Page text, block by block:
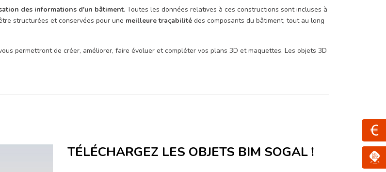
des informations d'un bâtiment. Toutes les données relatives à ces constructions sont incluses à
structurées et conservées pour une meilleure traçabilité des composants du bâtiment, tout au long
permettront de créer, améliorer, faire évoluer et compléter vos plans 3D et maquettes. Les objets 3D
TÉLÉCHARGEZ LES OBJETS BIM SOGAL !